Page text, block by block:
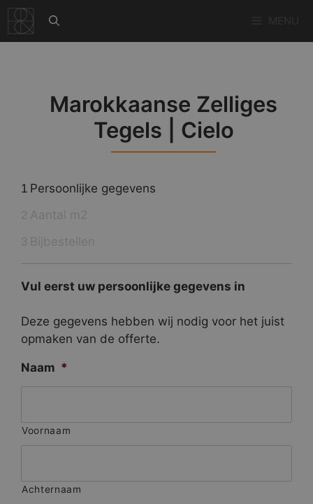
naar
de
Marokkaanse Zelliges
Tegels | Cielo
1 Persoonlijke gegevens
Vul eerst uw persoonlijke gegevens in
Deze gegevens hebben wij nodig voor het juist
opmaken van de offerte.
Naam *
Voornaam
Achternaam